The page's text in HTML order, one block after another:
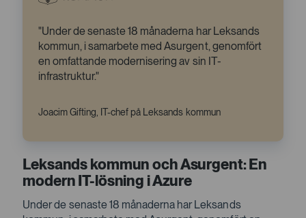
Leksands kommun och Asurgent: En
modern IT-lösning i Azure
Under de senaste 18 månaderna har Leksands
Under de senaste 18 månaderna har Leksands
kommun, i samarbete med Asurgent, genomfört
en omfattande modernisering av sin IT-
infrastruktur.
Joacim Gifting, IT-chef på Leksands kommun